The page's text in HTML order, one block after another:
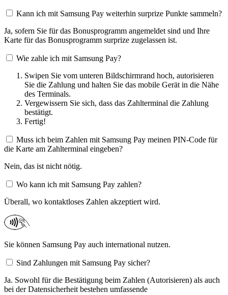
Kann ich mit Samsung Pay weiterhin surprize Punkte sammeln?
Ja, sofern Sie für das Bonusprogramm angemeldet sind und Ihre
Karte für das Bonusprogramm surprize zugelassen ist.
Wie zahle ich mit Samsung Pay?
Swipen Sie vom unteren Bildschirmrand hoch, autorisieren
Sie die Zahlung und halten Sie das mobile Gerät in die Nähe
des Terminals.
Vergewissern Sie sich, dass das Zahlterminal die Zahlung
bestätigt.
Fertig!
Muss ich beim Zahlen mit Samsung Pay meinen PIN-Code für
die Karte am Zahlterminal eingeben?
Nein, das ist nicht nötig.
Wo kann ich mit Samsung Pay zahlen?
Überall, wo kontaktloses Zahlen akzeptiert wird.​
Sie können Samsung Pay auch international nutzen.
Sind Zahlungen mit Samsung Pay sicher?
Ja. Sowohl für die Bestätigung beim Zahlen (Autorisieren) als auch
bei der Datensicherheit bestehen umfassende